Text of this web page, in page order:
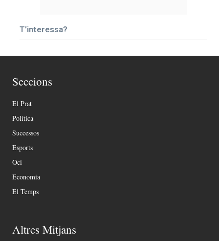
T’interessa?
Seccions
El Prat
Política
Successos
Esports
Oci
Economia
El Temps
Altres Mitjans